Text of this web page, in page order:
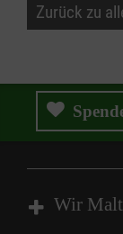
Zurück zu
Wir